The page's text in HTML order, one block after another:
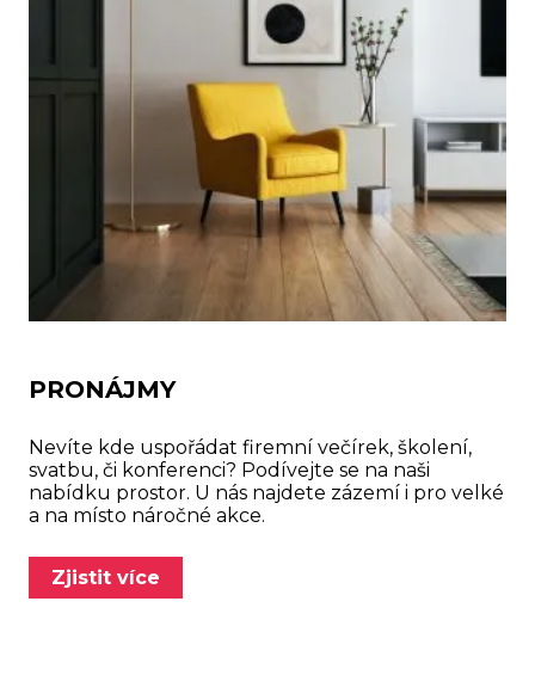
PRONÁJMY
Nevíte kde uspořádat firemní večírek, školení,
svatbu, či konferenci? Podívejte se na naši
nabídku prostor. U nás najdete zázemí i pro velké
a na místo náročné akce.
Zjistit více